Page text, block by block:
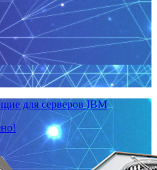
для серверов IBM